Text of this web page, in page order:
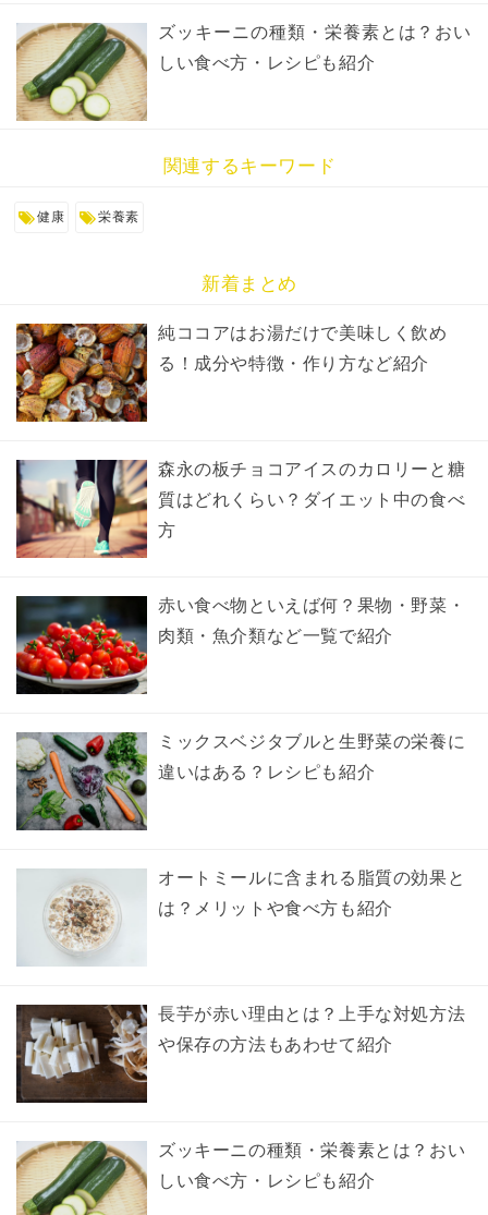
ズッキーニの種類・栄養素とは？おい
しい食べ方・レシピも紹介
関連するキーワード
健康 栄養素
新着まとめ
純ココアはお湯だけで美味しく飲め
る！成分や特徴・作り方など紹介
森永の板チョコアイスのカロリーと糖
質はどれくらい？ダイエット中の食べ
方
赤い食べ物といえば何？果物・野菜・
肉類・魚介類など一覧で紹介
ミックスベジタブルと生野菜の栄養に
違いはある？レシピも紹介
オートミールに含まれる脂質の効果と
は？メリットや食べ方も紹介
長芋が赤い理由とは？上手な対処方法
や保存の方法もあわせて紹介
ズッキーニの種類・栄養素とは？おい
しい食べ方・レシピも紹介